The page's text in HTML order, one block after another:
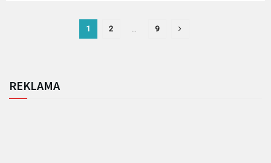
1 2 … 9
REKLAMA